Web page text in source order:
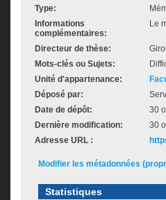
Type:
Informations
complémentaires:
Le
Directeur de thèse:
Mots-clés ou Sujets:
Unité d'appartenance:
Déposé par:
Date de dépôt:
30
Dernière modification:
30
Adresse URL :
Modifier les métadonnées
Statistiques